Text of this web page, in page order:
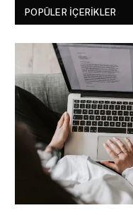
POPÜLER İÇERIKLER